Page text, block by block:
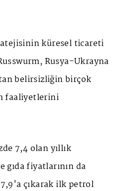
küresel ticareti
Rusya-Ukrayna
belirsizliğin birçok
faaliyetlerini
7,4 olan yıllık
gıda fiyatlarının da
çıkarak ilk petrol